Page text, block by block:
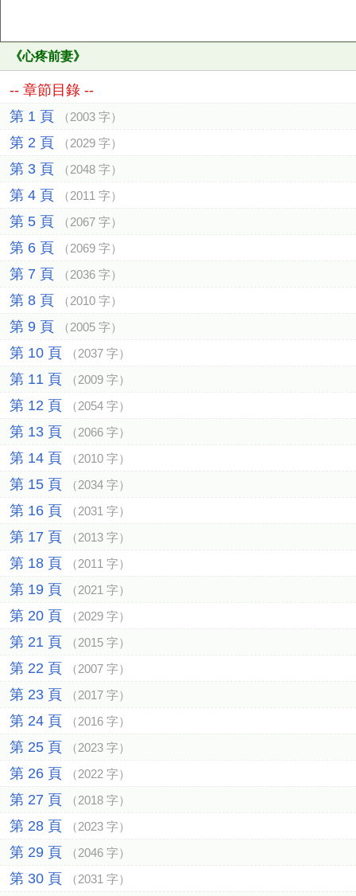
《心疼前妻》
-- 章節目錄 --
第 1 頁
（2003 字）
第 2 頁 （2029 字）
第 3 頁 （2048 字）
第 4 頁 （2011 字）
第 5 頁 （2067 字）
第 6 頁 （2069 字）
第 7 頁 （2036 字）
第 8 頁 （2010 字）
第 9 頁 （2005 字）
第 10 頁 （2037 字）
第 11 頁 （2009 字）
第 12 頁 （2054 字）
第 13 頁 （2066 字）
第 14 頁 （2010 字）
第 15 頁 （2034 字）
第 16 頁 （2031 字）
第 17 頁 （2013 字）
第 18 頁 （2011 字）
第 19 頁 （2021 字）
第 20 頁 （2029 字）
第 21 頁 （2015 字）
第 22 頁 （2007 字）
第 23 頁 （2017 字）
第 24 頁 （2016 字）
第 25 頁 （2023 字）
第 26 頁 （2022 字）
第 27 頁 （2018 字）
第 28 頁 （2023 字）
第 29 頁 （2046 字）
第 30 頁 （2031 字）